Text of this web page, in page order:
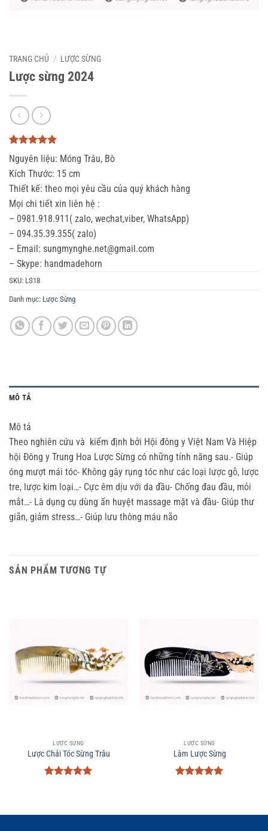
TRANG CHỦ / LƯỢC SỪNG
Lược sừng 2024
5trên 5
dựa trên
3
đánh giá
Nguyên liệu: Móng Trâu, Bò
Kích Thước: 15 cm
Thiết kế: theo mọi yêu cầu của quý khách hàng
Mọi chi tiết xin liên hệ :
– 0981.918.911( zalo, wechat,viber, WhatsApp)
– 094.35.39.355( zalo)
– Email: sungmynghe.net@gmail.com
– Skype: handmadehorn
SKU: LS18
Danh mục: Lược Sừng
MÔ TẢ
Mô tả
Theo nghiên cứu và kiểm định bởi Hội đông y Việt Nam Và Hiệp
hội Đông y Trung Hoa Lược Sừng có những tính năng sau.- Giúp
óng mượt mái tóc- Không gây rụng tóc như các loại lược gỗ, lược
tre, lược kim loại…- Cực êm dịu với da đầu- Chống đau đầu, mỏi
mắt…- Là dụng cụ dùng ấn huyệt massage mặt và đầu- Giúp thư
giãn, giảm stress…- Giúp lưu thông máu não
SẢN PHẨM TƯƠNG TỰ
LƯỢC SỪNG
Lược Chải Tóc Sừng Trâu
LƯỢC SỪNG
Làm Lược Sừng